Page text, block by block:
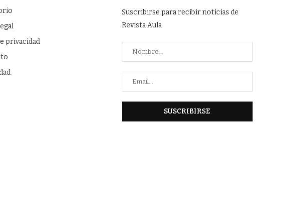
privacidad
Suscribirse para recibir noticias de
Revista Aula